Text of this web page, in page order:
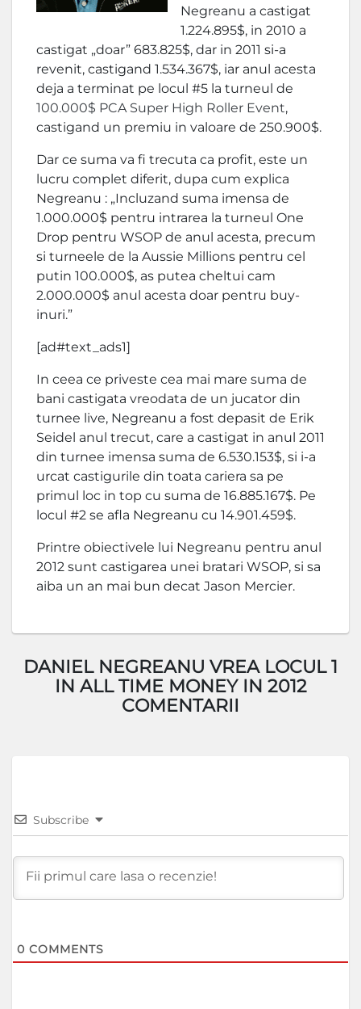
Negreanu a castigat
1.224.895$, in 2010 a
castigat „doar” 683.825$, dar in 2011 si-a
revenit, castigand 1.534.367$, iar anul acesta
deja a terminat pe locul #5 la turneul de
100.000$ PCA Super High Roller Event,
castigand un premiu in valoare de 250.900$.
Dar ce suma va fi trecuta ca profit, este un
lucru complet diferit, dupa cum explica
Negreanu : „Incluzand suma imensa de
1.000.000$ pentru intrarea la turneul One
Drop pentru WSOP de anul acesta, precum
si turneele de la Aussie Millions pentru cel
putin 100.000$, as putea cheltui cam
2.000.000$ anul acesta doar pentru buy-
inuri.”
[ad#text_ads1]
In ceea ce priveste cea mai mare suma de
bani castigata vreodata de un jucator din
turnee live, Negreanu a fost depasit de Erik
Seidel anul trecut, care a castigat in anul 2011
din turnee imensa suma de 6.530.153$, si i-a
urcat castigurile din toata cariera sa pe
primul loc in top cu suma de 16.885.167$. Pe
locul #2 se afla Negreanu cu 14.901.459$.
Printre obiectivele lui Negreanu pentru anul
2012 sunt castigarea unei bratari WSOP, si sa
aiba un an mai bun decat Jason Mercier.
DANIEL NEGREANU VREA LOCUL 1
IN ALL TIME MONEY IN 2012
COMENTARII
Subscribe
0 COMMENTS